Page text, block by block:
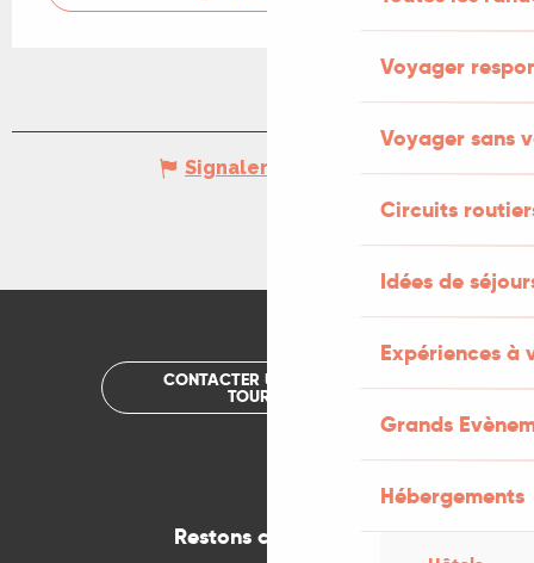
Voyager
Voyager sans
Circuits
Idées de
Expériences à
Grands
Hébergements
Signaler une erreur
CONTACTER UN OFFICE DE
TOURISME
Restons connectés